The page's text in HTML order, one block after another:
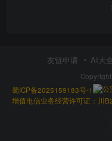
友链申请 AI大
蜀ICP备2025159183号-1
增值电信业务经营许可证：川